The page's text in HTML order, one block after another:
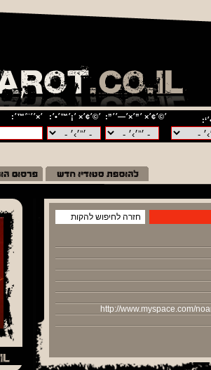
׳×׳׳¨׳™׳: ׳©׳¢׳× ׳¡׳™׳•׳: ׳©׳¢׳× ׳”׳×׳—׳׳”:
חזרה לחיפוש להקות
http://www.myspace.com/